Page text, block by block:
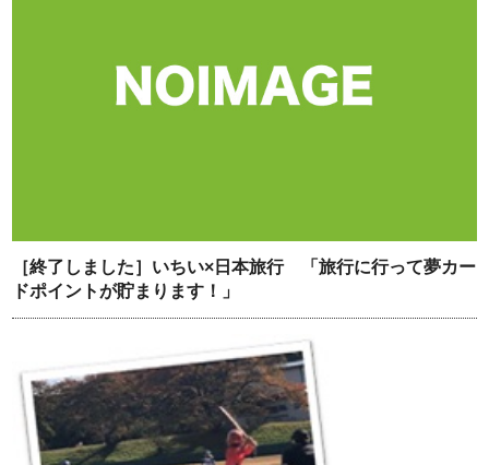
［終了しました］いちい×日本旅行 「旅行に行って夢カー
ドポイントが貯まります！」